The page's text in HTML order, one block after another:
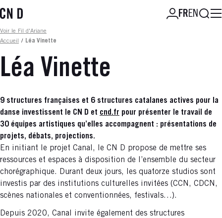
au
principal
FREN
Fil d'ariane
Voir le Fil d'Ariane
Accueil
/ Léa Vinette
Léa Vinette
9 structures françaises et 6 structures catalanes actives pour la
danse investissent le CN D et cnd.fr pour présenter le travail de
30 équipes artistiques qu’elles accompagnent : présentations de
projets, débats, projections.
En initiant le projet Canal, le CN D propose de mettre ses
ressources et espaces à disposition de l’ensemble du secteur
chorégraphique. Durant deux jours, les quatorze studios sont
investis par des institutions culturelles invitées (CCN, CDCN,
scènes nationales et conventionnées, festivals…).
Depuis 2020, Canal invite également des structures